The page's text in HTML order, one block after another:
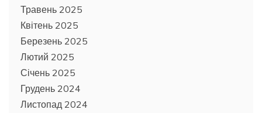
Травень 2025
Квітень 2025
Березень 2025
Лютий 2025
Січень 2025
Грудень 2024
Листопад 2024